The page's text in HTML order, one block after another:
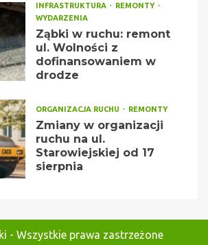
INFRASTRUKTURA
REMONTY
WYDARZENIA
Ząbki w ruchu: remont
ul. Wolności z
dofinansowaniem w
drodze
ORGANIZACJA RUCHU REMONTY
Zmiany w organizacji
ruchu na ul.
Starowiejskiej od 17
sierpnia
- Wszystkie prawa zastrzeżone